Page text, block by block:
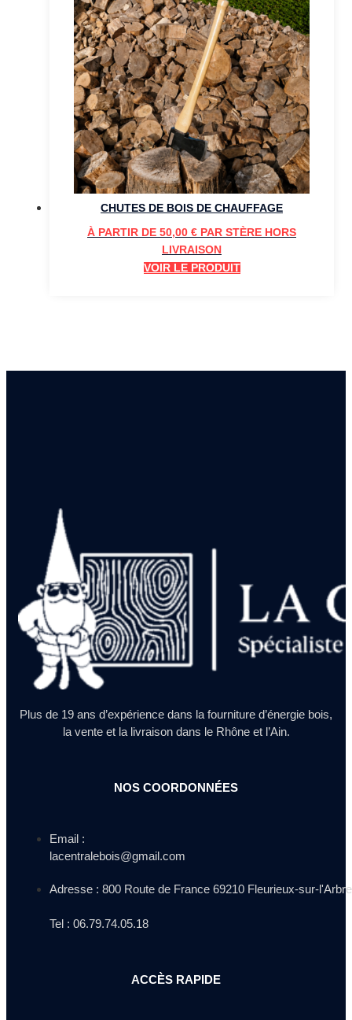
CHUTES DE BOIS DE CHAUFFAGE
À PARTIR DE 50,00 € PAR STÈRE HORS
LIVRAISON
VOIR LE PRODUIT
Plus de 19 ans d’expérience dans la fourniture d’énergie bois,
la vente et la livraison dans le Rhône et l’Ain.
NOS COORDONNÉES
Email :
lacentralebois@gmail.com
Adresse : 800 Route de France 69210 Fleurieux-sur-
Tel : 06.79.74.05.18
ACCÈS RAPIDE